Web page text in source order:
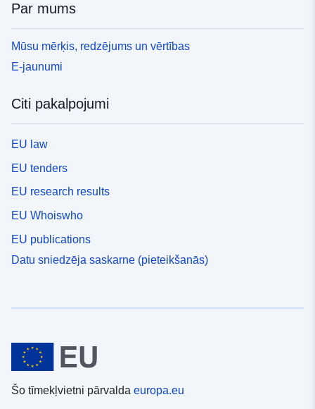
Par mums
Mūsu mērķis, redzējums un vērtības
E-jaunumi
Citi pakalpojumi
EU law
EU tenders
EU research results
EU Whoiswho
EU publications
Datu sniedzēja saskarne (pieteikšanās)
Šo tīmekļvietni pārvalda europa.eu